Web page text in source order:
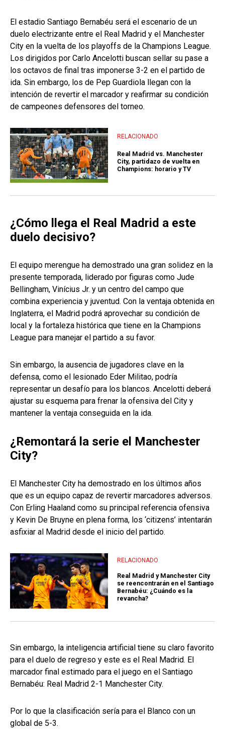
El estadio Santiago Bernabéu será el escenario de un
duelo electrizante entre el Real Madrid y el Manchester
City en la vuelta de los playoffs de la Champions League.
Los dirigidos por Carlo Ancelotti buscan sellar su pase a
los octavos de final tras imponerse 3-2 en el partido de
ida. Sin embargo, los de Pep Guardiola llegan con la
intención de revertir el marcador y reafirmar su condición
de campeones defensores del torneo.
RELACIONADO
Real Madrid vs. Manchester
City, partidazo de vuelta en
Champions: horario y TV
¿Cómo llega el Real Madrid a este
duelo decisivo?
El equipo merengue ha demostrado una gran solidez en la
presente temporada, liderado por figuras como Jude
Bellingham, Vinícius Jr. y un centro del campo que
combina experiencia y juventud. Con la ventaja obtenida en
Inglaterra, el Madrid podrá aprovechar su condición de
local y la fortaleza histórica que tiene en la Champions
League para manejar el partido a su favor.
Sin embargo, la ausencia de jugadores clave en la
defensa, como el lesionado Eder Militao, podría
representar un desafío para los blancos. Ancelotti deberá
ajustar su esquema para frenar la ofensiva del City y
mantener la ventaja conseguida en la ida.
¿Remontará la serie el Manchester
City?
El Manchester City ha demostrado en los últimos años
que es un equipo capaz de revertir marcadores adversos.
Con Erling Haaland como su principal referencia ofensiva
y Kevin De Bruyne en plena forma, los ‘citizens’ intentarán
asfixiar al Madrid desde el inicio del partido.
RELACIONADO
Real Madrid y Manchester City
se reencontrarán en el Santiago
Bernabéu: ¿Cuándo es la
revancha?
Sin embargo, la inteligencia artificial tiene su claro favorito
para el duelo de regreso y este es el Real Madrid. El
marcador final estimado para el juego en el Santiago
Bernabéu: Real Madrid 2-1 Manchester City.
Por lo que la clasificación sería para el Blanco con un
global de 5-3.